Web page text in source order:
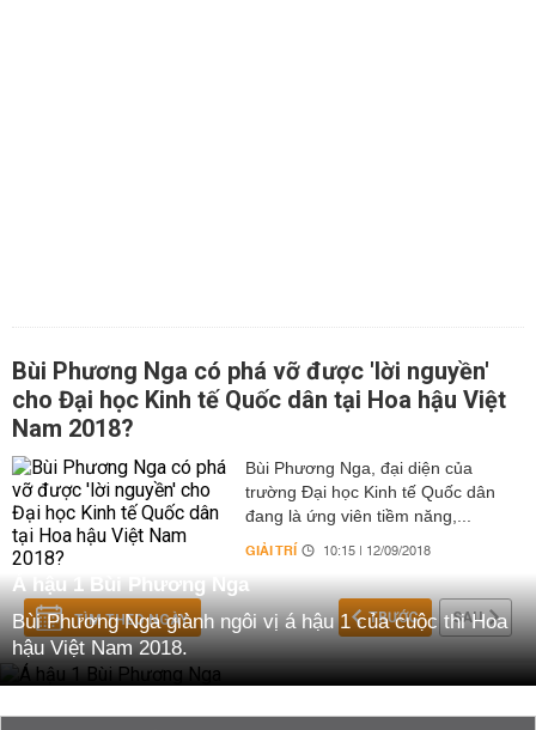
Bùi Phương Nga có phá vỡ được 'lời nguyền'
cho Đại học Kinh tế Quốc dân tại Hoa hậu Việt
Nam 2018?
Bùi Phương Nga, đại diện của
trường Đại học Kinh tế Quốc dân
đang là ứng viên tiềm năng,...
GIẢI TRÍ 10:15 | 12/09/2018
TÌM THEO NGÀY TRƯỚC SAU
Á hậu 1 Bùi Phương Nga
Bùi Phương Nga giành ngôi vị á hậu 1 của cuộc thi Hoa
hậu Việt Nam 2018.